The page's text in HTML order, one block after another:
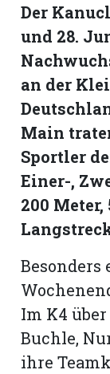
Der
und 28.
an der
Main
Sportler
Einer-,
200
Im K4
Buchle,
ihre